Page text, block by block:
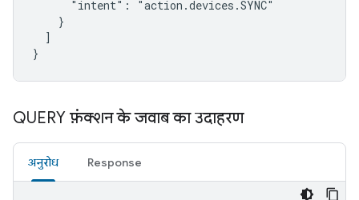
      "intent": "action.devices.SYNC"
    }
  ]
}
QUERY फ़ंक्शन के जवाब का उदाहरण
अनुरोध Response